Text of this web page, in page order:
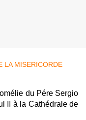
du Pére Sergio
II à la Cathédrale de